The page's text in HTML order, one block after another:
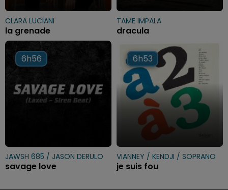
CLARA LUCIANI
la grenade
TAME IMPALA
dracula
6h56
6h56
JAWSH 685 / JASON DERULO
savage love
6h53
6h53
VIANNEY / KENDJI / SOPRANO
je suis fou